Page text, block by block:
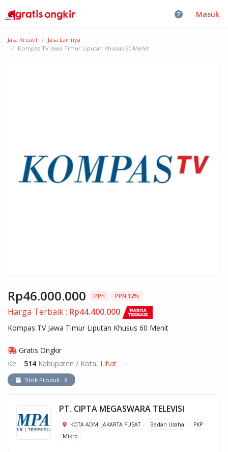
Masuk
Jasa Kreatif
Jasa Lainnya
Kompas TV Jawa Timur Liputan Khusus 60 Menit
Rp46.000.000 PPh PPN 12%
Harga Terbaik : Rp44.400.000
Kompas TV Jawa Timur Liputan Khusus 60 Menit
Gratis Ongkir
Ke : 514 Kabupaten / Kota, Lihat
Stok Produk : 8
PT. CIPTA MEGASWARA TELEVISI
KOTA ADM. JAKARTA PUSAT Badan Usaha
PKP
Mikro